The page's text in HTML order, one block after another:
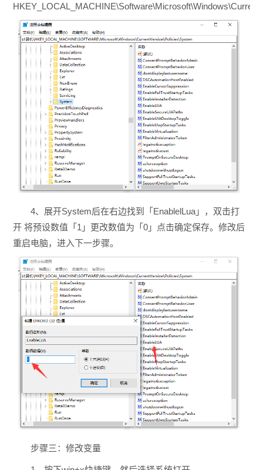
4、展开System后在右边找到「EnablelLua」，双击打
开 将预设数值「1」更改数值为「0」点击确定保存。修改后
重启电脑，进入下一步骤。
步骤三：修改变量